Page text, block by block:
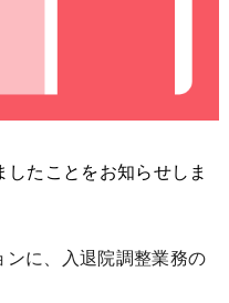
たことをお知らせしま
に、入退院調整業務の